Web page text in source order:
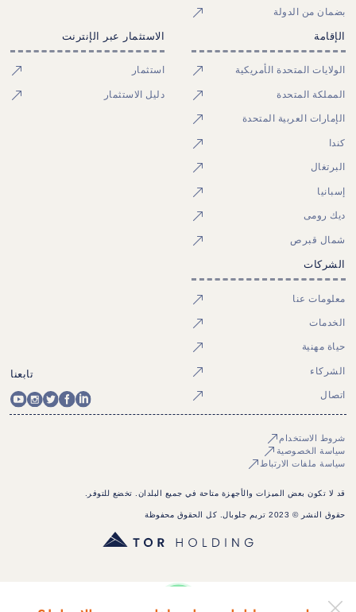
بضمان من الدولة
الإقامة
الولايات المتحدة الأمريكية
المملكة المتحدة
الإمارات العربية المتحدة
كندا
البرتغال
إسبانيا
ديك رومى
شمال قبرص
الاستثمار عبر الإنترنت
استثمار
دليل الاستثمار
الشركات
معلومات عنا
الخدمات
حياة مهنية
الشركاء
اتصال
تابعنا
شروط الاستخدام
سياسة الخصوصية
سياسة ملفات الارتباط
قد لا تكون بعض الميزات والأجهزة متاحة في جميع البلدان. تخضع للتوفر.
حقوق النشر © 2023 تريم جلوبال. كل الحقوق محفوظة